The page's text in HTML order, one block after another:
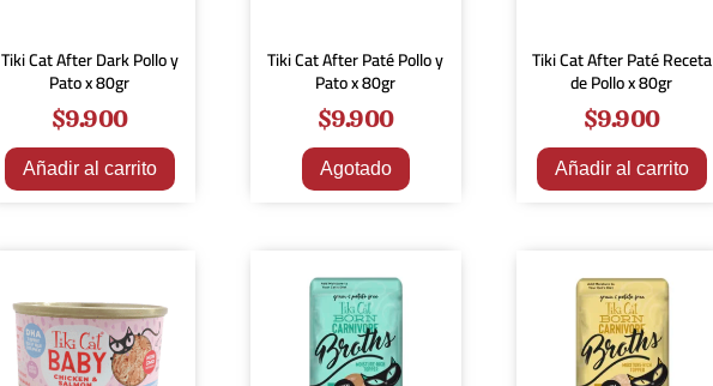
Tiki Cat After Dark Pollo y
Pato x 80gr
$9.900
Añadir al carrito
Tiki Cat After Paté Pollo y
Pato x 80gr
$9.900
Agotado
Tiki Cat After Paté Receta
de Pollo x 80gr
$9.900
Añadir al carrito